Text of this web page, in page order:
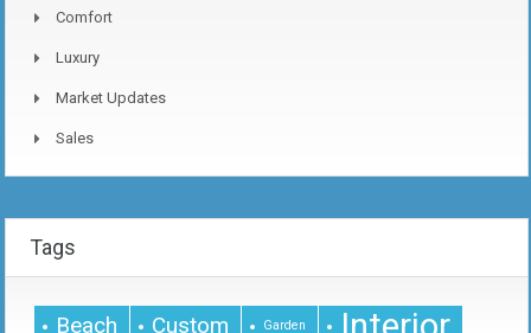
Comfort
Luxury
Market Updates
Sales
Tags
Beach Custom Garden